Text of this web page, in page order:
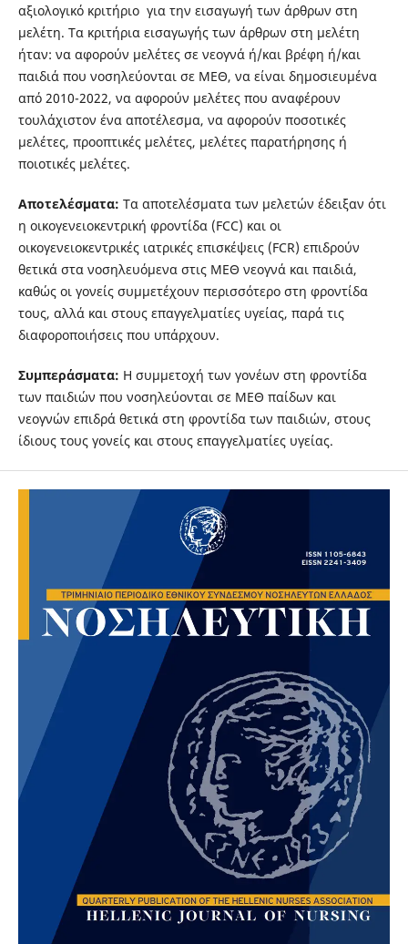
αξιολογικό κριτήριο για την εισαγωγή των άρθρων στη
μελέτη. Τα κριτήρια εισαγωγής των άρθρων στη μελέτη
ήταν: να αφορούν μελέτες σε νεογνά ή/και βρέφη ή/και
παιδιά που νοσηλεύονται σε ΜΕΘ, να είναι δημοσιευμένα
από 2010-2022, να αφορούν μελέτες που αναφέρουν
τουλάχιστον ένα αποτέλεσμα, να αφορούν ποσοτικές
μελέτες, προοπτικές μελέτες, μελέτες παρατήρησης ή
ποιοτικές μελέτες.
Αποτελέσματα: Τα αποτελέσματα των μελετών έδειξαν ότι
η οικογενειοκεντρική φροντίδα (FCC) και οι
οικογενειοκεντρικές ιατρικές επισκέψεις (FCR) επιδρούν
θετικά στα νοσηλευόμενα στις ΜΕΘ νεογνά και παιδιά,
καθώς οι γονείς συμμετέχουν περισσότερο στη φροντίδα
τους, αλλά και στους επαγγελματίες υγείας, παρά τις
διαφοροποιήσεις που υπάρχουν.
Συμπεράσματα: Η συμμετοχή των γονέων στη φροντίδα
των παιδιών που νοσηλεύονται σε ΜΕΘ παίδων και
νεογνών επιδρά θετικά στη φροντίδα των παιδιών, στους
ίδιους τους γονείς και στους επαγγελματίες υγείας.